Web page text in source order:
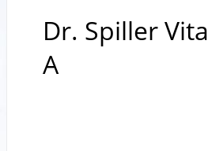
Dr. Spiller
A